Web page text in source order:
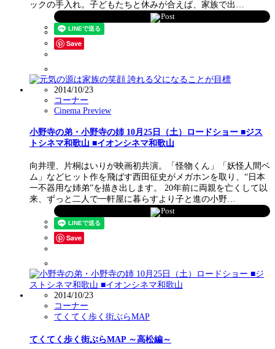
ックの手入れ。子どもたちと休みが合えば、家族で出…
Post
Save
2014/10/23
コーナー
Cinema Preview
小野寺の弟・小野寺の姉 10月25日（土）ロードショー ■ジス
トシネマ和歌山 ■イオンシネマ和歌山
向井理、片桐はいりが映画初共演。「怪物くん」「妖怪人間ベ
ム」などヒット作を飛ばす西田征史がメガホンを取り、“日本
一不器用な姉弟”を描き出します。 20年前に両親を亡くして以
来、ずっと二人で一軒屋に暮らすより子と進の小野…
Post
Save
2014/10/23
コーナー
てくてく歩く街ぶらMAP
てくてく歩く街ぶらMAP ～高松編～